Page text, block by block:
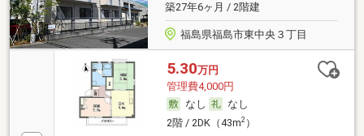
築27年6ヶ月 / 2階建
福島県福島市東中央３丁目
5.30万円
管理費4,000円
なし
なし
2階 / 2DK（43m2）